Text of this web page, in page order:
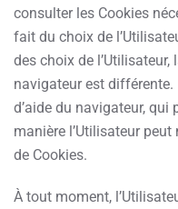
consulter les Cookies
fait du choix de
des choix de
navigateur est différente.
d’aide du navigateur, qui
manière l’Utilisateur
de Cookies.
À tout moment,